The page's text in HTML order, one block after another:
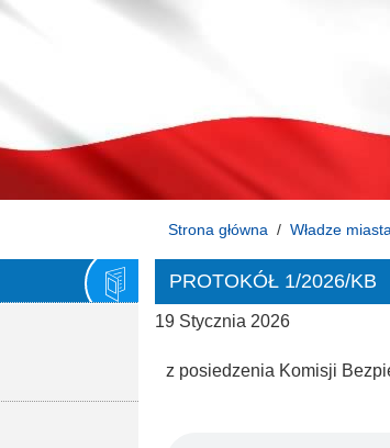
Strona główna Władze miasta
PROTOKÓŁ 1/2026/KB
19 Stycznia 2026
z posiedzenia Komisji